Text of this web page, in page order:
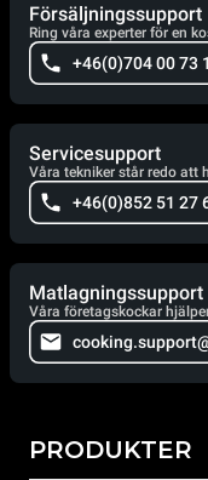
Försäljningssupport
Ring våra experter för en
+46(0)704 00 73
Servicesupport
Våra tekniker står redo att
+46(0)852 51 27
Matlagningssupport
Våra företagskockar
PRODUKTER